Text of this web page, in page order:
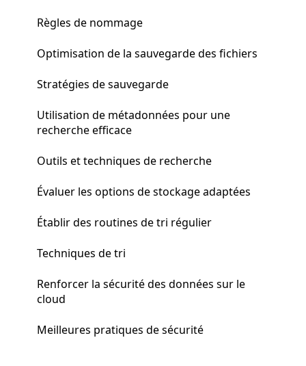
Règles de nommage
Optimisation de la sauvegarde des fichiers
Stratégies de sauvegarde
Utilisation de métadonnées pour une
recherche efficace
Outils et techniques de recherche
Évaluer les options de stockage adaptées
Établir des routines de tri régulier
Techniques de tri
Renforcer la sécurité des données sur le
cloud
Meilleures pratiques de sécurité